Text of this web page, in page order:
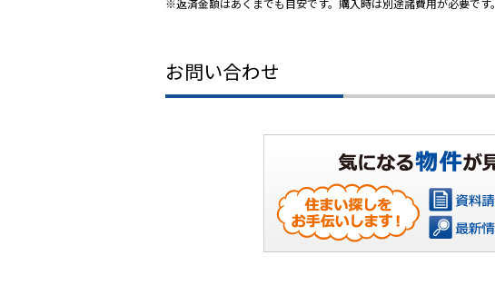
※返済金額はあくまでも目安です。購入時は別途諸費用が必要です。
お問い合わせ